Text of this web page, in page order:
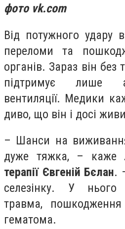
фото vk.com
Від потужного удару
переломи та
органів. Зараз він
підтримує лише
вентиляції. Медики
диво, що він і досі
– Шанси на
дуже тяжка, – каже
терапії Євгеній Бєлан.
селезінку. У нього
травма,
гематома.